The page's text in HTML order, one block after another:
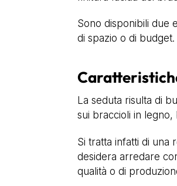
Sono disponibili due
di spazio o di budget.
La seduta risulta di
sui braccioli in
Si tratta infatti di una
desidera arredare
qualità o di